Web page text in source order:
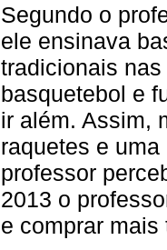
Segundo o
ele ensinava
tradicionais
basquetebol e
ir além. Assim,
raquetes e
professor
2013 o
e comprar mais